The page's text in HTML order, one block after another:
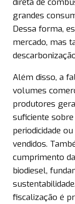
direta de
grandes
Dessa forma,
mercado, mas
Além disso, a
volumes
produtores
suficiente
periodicidade
vendidos.
cumprimento
biodiesel,
fiscalização é